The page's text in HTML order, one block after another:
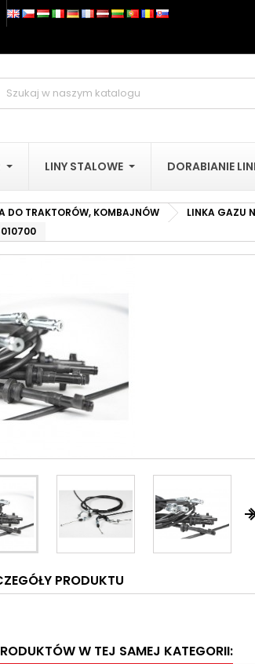
add_circle_outline
((cancelText))
być zalogowany by zapisać produkty na swojej
LINY STALOWE DORABIANIE
DO TRAKTORÓW, KOMBAJNÓW LINKA GAZU
PRODUKTU
W TEJ SAMEJ KATEGORII: